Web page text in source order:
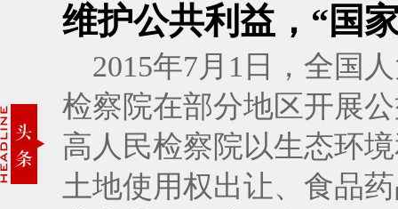
维护公共利益，“国
2015年7月1日，全国
检察院在部分地区开展
高人民检察院以生态环
土地使用权出让、食品